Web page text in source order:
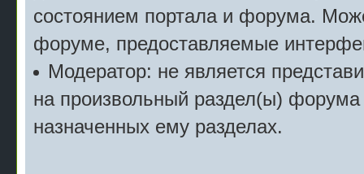
состоянием портала и форума.
форуме, предоставляемые
Модератор: не является
на произвольный раздел(ы) форума
назначенных ему разделах.